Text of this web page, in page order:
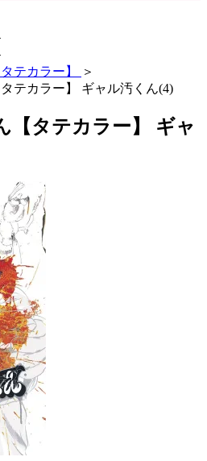
テカラー】
＞
テカラー】 ギャル汚くん(4)
【タテカラー】 ギャ